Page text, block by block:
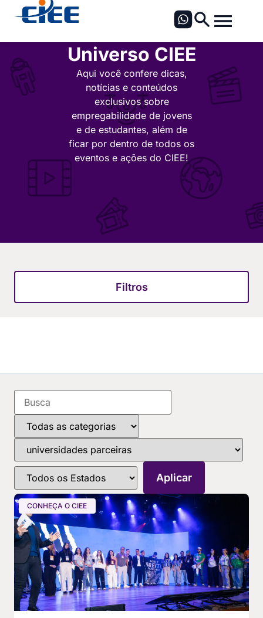
Universo CIEE
Aqui você confere dicas,
notícias e conteúdos
exclusivos sobre
empregabilidade de jovens
e de estudantes, além de
ficar por dentro de todos os
eventos e ações do CIEE!
Filtros
CONHEÇA O CIEE